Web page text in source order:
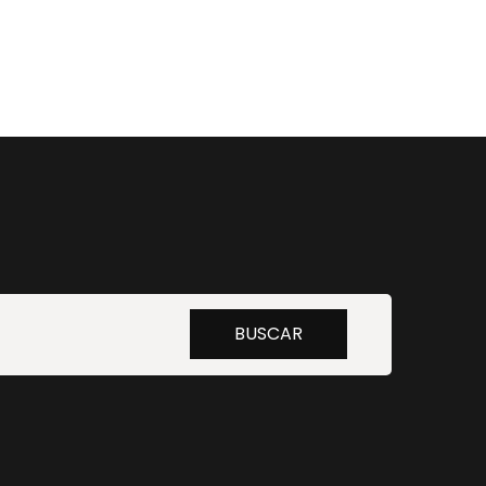
BuscarBUSCAR